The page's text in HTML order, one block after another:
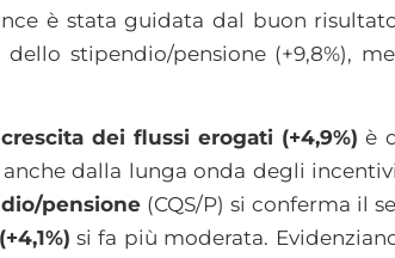
è stata guidata dal buon
stipendio/pensione (+9,8%),
dei flussi erogati (+4,9%) è
dalla lunga onda degli
pensione (CQS/P) si conferma il
si fa più moderata.